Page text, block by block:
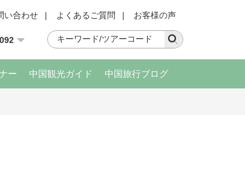
い合わせ | よくあるご質問 | お客様の声
ー 中国観光ガイド 中国旅行ブログ